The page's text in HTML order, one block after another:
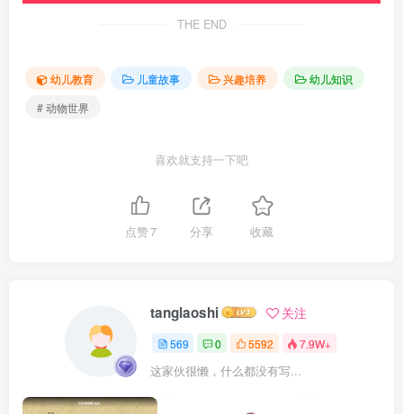
THE END
幼儿教育 儿童故事 兴趣培养
幼儿知识
# 动物世界
喜欢就支持一下吧
点赞7 分享 收藏
tanglaoshi 关注
569 0 5592 7.9W+
这家伙很懒，什么都没有写...